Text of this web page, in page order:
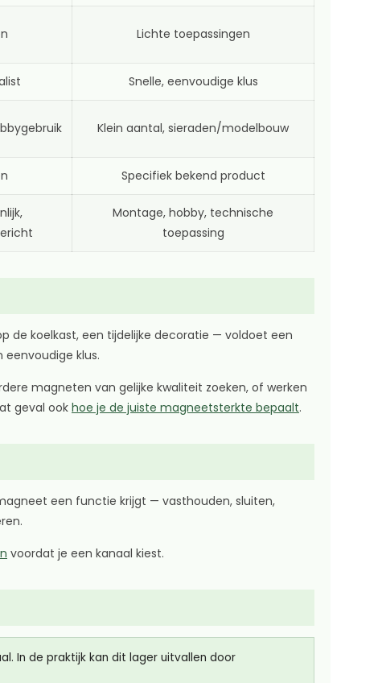
Lichte toepassingen
Snelle, eenvoudige klus
Klein aantal, sieraden/modelbouw
Specifiek bekend product
Montage, hobby, technische
toepassing
de koelkast, een tijdelijke decoratie — voldoet een
klus.
magneten van gelijke kwaliteit zoeken, of werken
geval ook hoe je de juiste magneetsterkte bepaalt.
een functie krijgt — vasthouden, sluiten,
voordat je een kanaal kiest.
In de praktijk kan dit lager uitvallen door